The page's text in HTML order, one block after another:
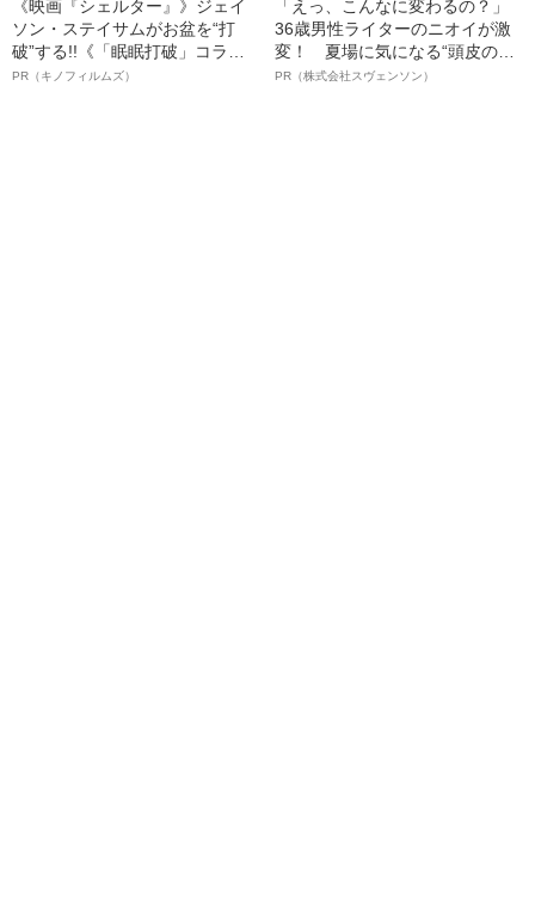
《映画『シェルター』》ジェイ
ソン・ステイサムがお盆を“打
破”する!!《「眠眠打破」コラ
ボ》
PR（キノフィルムズ）
「えっ、こんなに変わるの？」
36歳男性ライターのニオイが激
変！ 夏場に気になる“頭皮のニ
オイ”や“ベタつき”を解消す
PR（株式会社スヴェンソン）